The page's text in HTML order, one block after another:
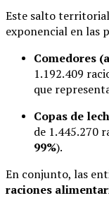
Este salto
exponencial en las
Comedores
1.192.409
que
Copas de
de 1.445.270
99%).
En conjunto, las
raciones